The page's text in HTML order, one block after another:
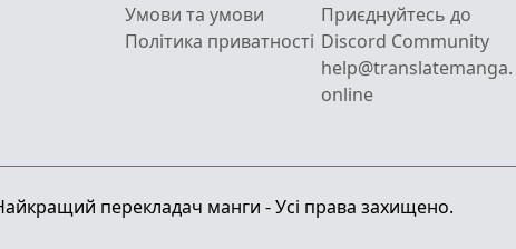
Умови та умови
Політика приватності
Приєднуйтесь до
Discord Community
help@translatemanga.
online
перекладач манги - Усі права захищено.